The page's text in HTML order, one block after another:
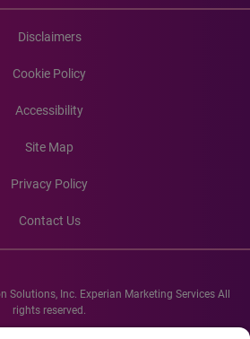
Disclaimers
Cookie Policy
Accessibility
Site Map
Privacy Policy
Contact Us
Inc. Experian Marketing Services All
rights reserved.